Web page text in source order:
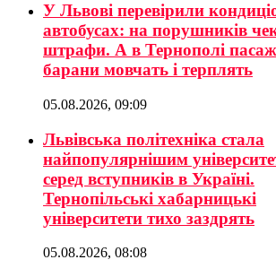
У Львові перевірили
автобусах: на порушників
штрафи. А в Тернополі
барани мовчать і терплять
05.08.2026, 09:09
Львівська політехніка стала
найпопулярнішим
серед вступників в Україні.
Тернопільські хабарницькі
університети тихо заздрять
05.08.2026, 08:08